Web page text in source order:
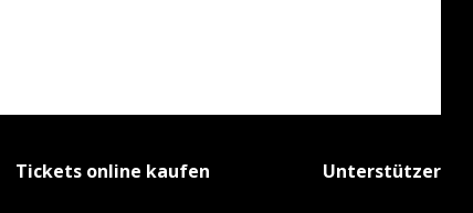
Tickets online kaufen Unterstützer